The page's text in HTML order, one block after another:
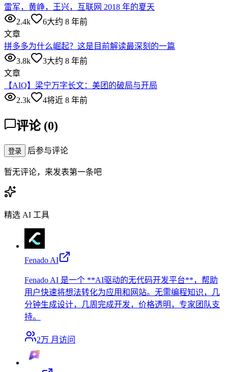
雷军，黄峥，王兴，互联网 2018 年的夏天
2.4k
6大约 8 年前
文章
拼多多为什么崛起？这是目前解读最深刻的一篇
3.8k
3大约 8 年前
文章
【AIQ】梁宁万字长文：美团的破局与开局
2.3k
4将近 8 年前
评论 (0)
登录 后参与评论
暂无评论，来发表第一条吧
精选 AI 工具
Fenado AI
Fenado AI 是一个 **AI驱动的无代码开发平台**，帮助
用户快速将想法转化为应用和网站。无需编程知识，几
分钟生成设计，几周完成开发，价格透明，专家团队支
持。
2万 月访问